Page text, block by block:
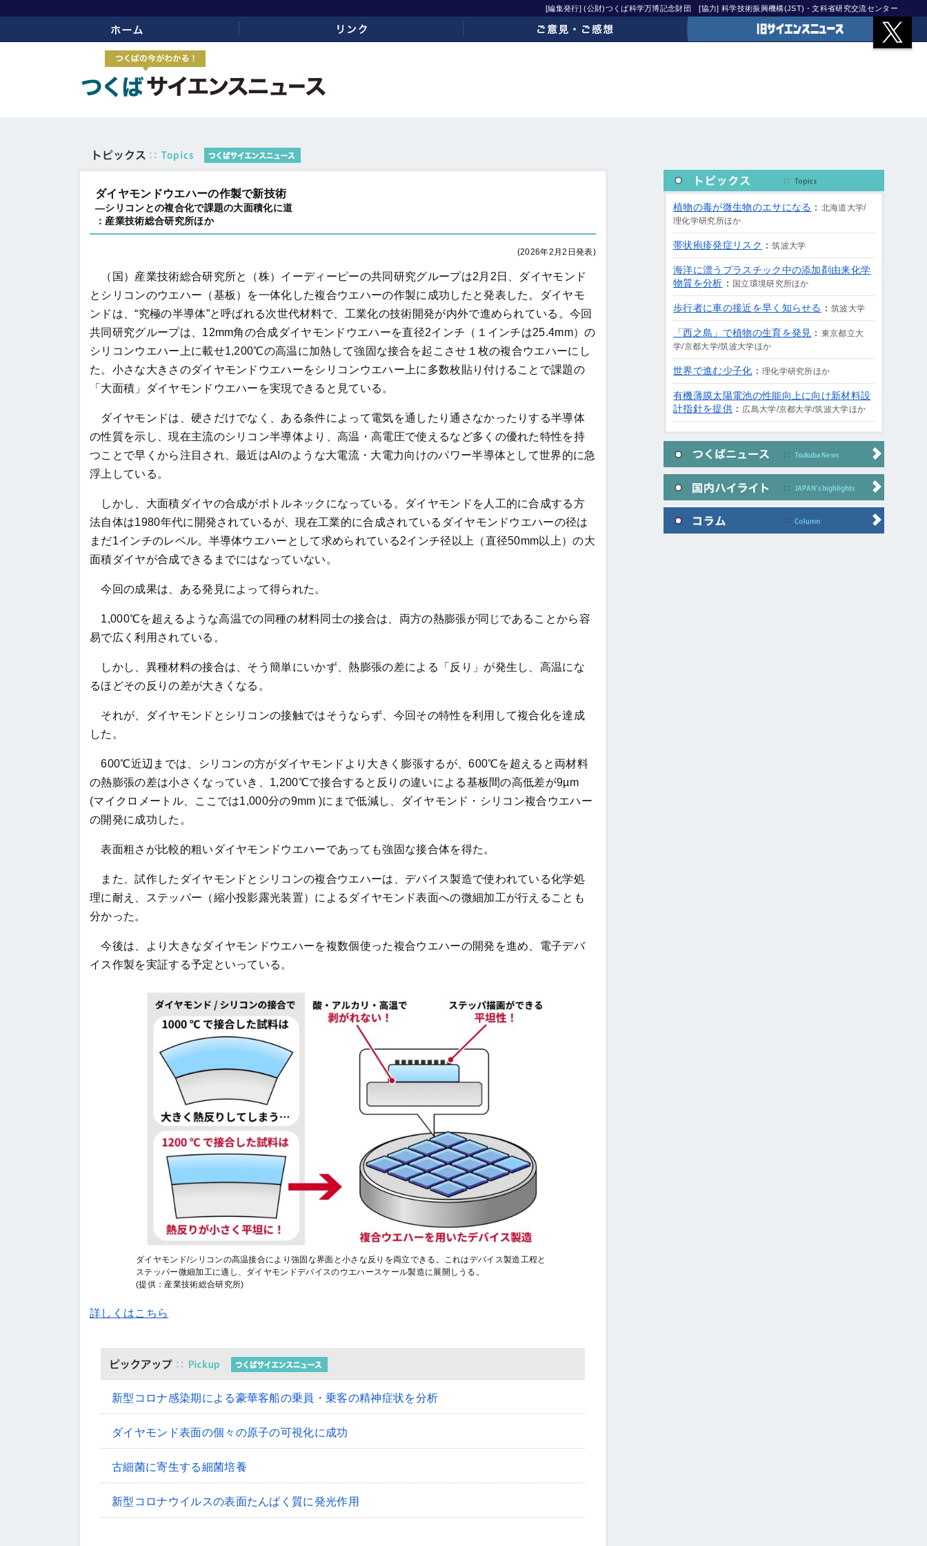
[編集発行] (公財)つくば科学万博記念財団 [協力] 科学技術振興機構(JST)・文科省研究交流センター
ホーム リンク ご意見・ご感想 旧サイエンスニュース
ダイヤモンドウエハーの作製で新技術
―シリコンとの複合化で課題の大面積化に道
：産業技術総合研究所ほか
(2026年2月2日発表)
（国）産業技術総合研究所と（株）イーディーピーの共同研究グループは2月2日、ダイヤモンド
とシリコンのウエハー（基板）を一体化した複合ウエハーの作製に成功したと発表した。ダイヤモ
ンドは、“究極の半導体”と呼ばれる次世代材料で、工業化の技術開発が内外で進められている。今回
共同研究グループは、12mm角の合成ダイヤモンドウエハーを直径2インチ（１インチは25.4mm）の
シリコンウエハー上に載せ1,200℃の高温に加熱して強固な接合を起こさせ１枚の複合ウエハーにし
た。小さな大きさのダイヤモンドウエハーをシリコンウエハー上に多数枚貼り付けることで課題の
「大面積」ダイヤモンドウエハーを実現できると見ている。
ダイヤモンドは、硬さだけでなく、ある条件によって電気を通したり通さなかったりする半導体
の性質を示し、現在主流のシリコン半導体より、高温・高電圧で使えるなど多くの優れた特性を持
つことで早くから注目され、最近はAIのような大電流・大電力向けのパワー半導体として世界的に急
浮上している。
しかし、大面積ダイヤの合成がボトルネックになっている。ダイヤモンドを人工的に合成する方
法自体は1980年代に開発されているが、現在工業的に合成されているダイヤモンドウエハーの径は
まだ1インチのレベル。半導体ウエハーとして求められている2インチ径以上（直径50mm以上）の大
面積ダイヤが合成できるまでにはなっていない。
今回の成果は、ある発見によって得られた。
1,000℃を超えるような高温での同種の材料同士の接合は、両方の熱膨張が同じであることから容
易で広く利用されている。
しかし、異種材料の接合は、そう簡単にいかず、熱膨張の差による「反り」が発生し、高温にな
るほどその反りの差が大きくなる。
それが、ダイヤモンドとシリコンの接触ではそうならず、今回その特性を利用して複合化を達成
した。
600℃近辺までは、シリコンの方がダイヤモンドより大きく膨張するが、600℃を超えると両材料
の熱膨張の差は小さくなっていき、1,200℃で接合すると反りの違いによる基板間の高低差が9µm
(マイクロメートル、ここでは1,000分の9mm )にまで低減し、ダイヤモンド・シリコン複合ウエハー
の開発に成功した。
表面粗さが比較的粗いダイヤモンドウエハーであっても強固な接合体を得た。
また、試作したダイヤモンドとシリコンの複合ウエハーは、デバイス製造で使われている化学処
理に耐え、ステッパー（縮小投影露光装置）によるダイヤモンド表面への微細加工が行えることも
分かった。
今後は、より大きなダイヤモンドウエハーを複数個使った複合ウエハーの開発を進め、電子デバ
イス作製を実証する予定といっている。
ダイヤモンド/シリコンの高温接合により強固な界面と小さな反りを両立できる。これはデバイス製造工程と
ステッパー微細加工に適し、ダイヤモンドデバイスのウエハースケール製造に展開しうる。
(提供：産業技術総合研究所)
詳しくはこちら
新型コロナ感染期による豪華客船の乗員・乗客の精神症状を分析
ダイヤモンド表面の個々の原子の可視化に成功
古細菌に寄生する細菌培養
新型コロナウイルスの表面たんぱく質に発光作用
植物の毒が微生物のエサになる ： 北海道大学/
理化学研究所ほか
帯状疱疹発症リスク ：筑波大学
海洋に漂うプラスチック中の添加剤由来化学
物質を分析 ： 国立環境研究所ほか
歩行者に車の接近を早く知らせる ：筑波大学
「西之島」で植物の生育を発見 ： 東京都立大
学/京都大学/筑波大学ほか
世界で進む少子化 ： 理化学研究所ほか
有機薄膜太陽電池の性能向上に向け新材料設
計指針を提供： 広島大学/京都大学/筑波大学ほか